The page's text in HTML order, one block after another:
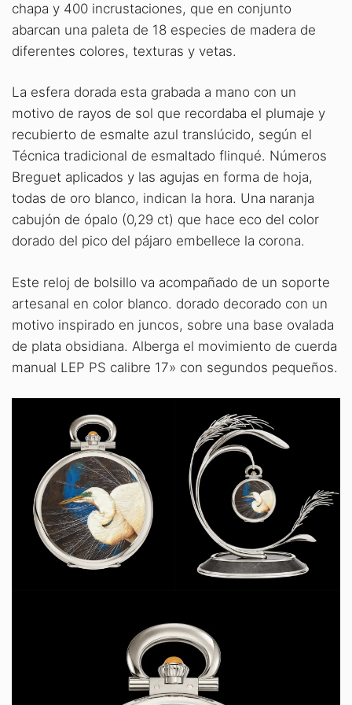
chapa y 400 incrustaciones, que en conjunto
abarcan una paleta de 18 especies de madera de
diferentes colores, texturas y vetas.
La esfera dorada esta grabada a mano con un
motivo de rayos de sol que recordaba el plumaje y
recubierto de esmalte azul translúcido, según el
Técnica tradicional de esmaltado flinqué. Números
Breguet aplicados y las agujas en forma de hoja,
todas de oro blanco, indican la hora. Una naranja
cabujón de ópalo (0,29 ct) que hace eco del color
dorado del pico del pájaro embellece la corona.
Este reloj de bolsillo va acompañado de un soporte
artesanal en color blanco. dorado decorado con un
motivo inspirado en juncos, sobre una base ovalada
de plata obsidiana. Alberga el movimiento de cuerda
manual LEP PS calibre 17» con segundos pequeños.